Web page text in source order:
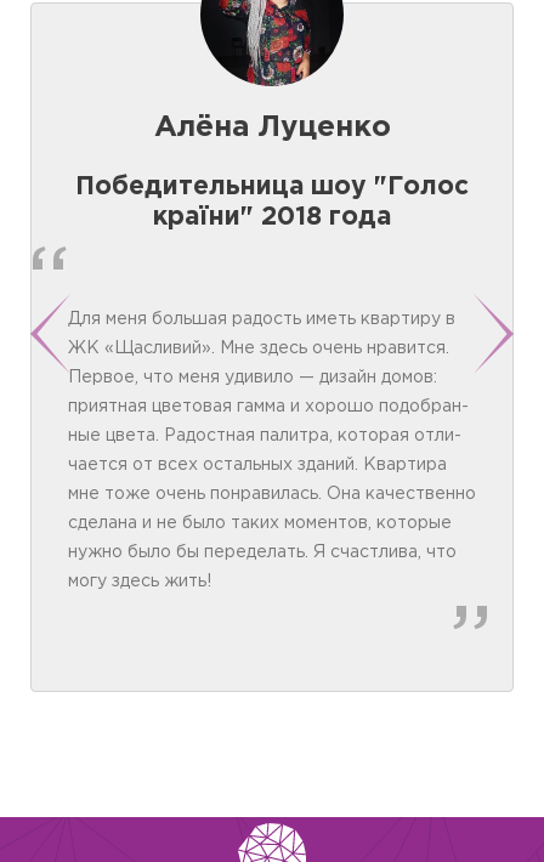
Алёна Луценко
Победительница шоу "Голос
країни" 2018 года
Для ме­ня боль­шая ра­дость иметь квар­ти­ру в
ЖК «Щасливий». Мне здесь очень нра­вит­ся.
Пер­вое, что ме­ня уди­ви­ло — ди­зайн до­мов:
прият­ная цве­то­вая гам­ма и хо­ро­шо по­доб­ран­
ные цве­та. Ра­дост­ная па­лит­ра, ко­то­рая от­ли­
чает­ся от всех ос­таль­ных зда­ний. Квар­ти­ра
мне то­же очень пон­ра­ви­лась. Она ка­чест­вен­но
сде­ла­на и не бы­ло та­ких мо­мен­тов, ко­то­рые
нуж­но бы­ло бы пе­ре­де­лать. Я счаст­ли­ва, что
мо­гу здесь жить!